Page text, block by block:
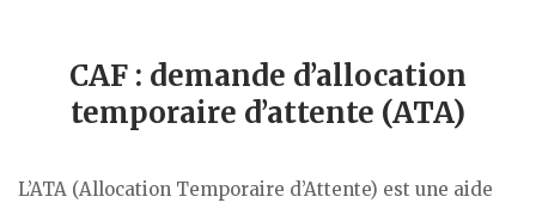
CAF : demande d’allocation
temporaire d’attente (ATA)
L’ATA (Allocation Temporaire d’Attente) est une aide